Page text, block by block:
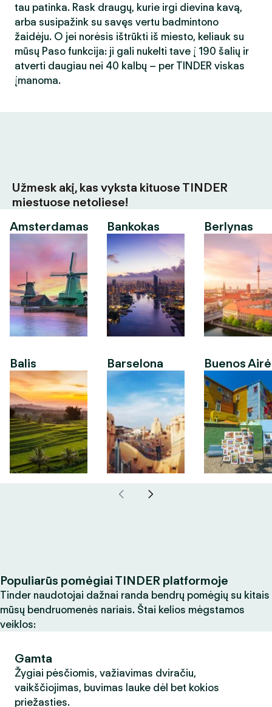
tau patinka. Rask draugų, kurie irgi dievina kavą,
arba susipažink su savęs vertu badmintono
žaidėju. O jei norėsis ištrūkti iš miesto, keliauk su
mūsų Paso funkcija: ji gali nukelti tave į 190 šalių ir
atverti daugiau nei 40 kalbų – per TINDER viskas
įmanoma.
Užmesk akį, kas vyksta kituose TINDER
miestuose netoliese!
Amsterdamas
Balis
Bankokas
Barselona
Berlynas
Buenos
Populiarūs pomėgiai TINDER platformoje
Tinder naudotojai dažnai randa bendrų pomėgių su kitais
mūsų bendruomenės nariais. Štai kelios mėgstamos
veiklos:
Gamta
Žygiai pėsčiomis, važiavimas dviračiu,
vaikščiojimas, buvimas lauke dėl bet kokios
priežasties.